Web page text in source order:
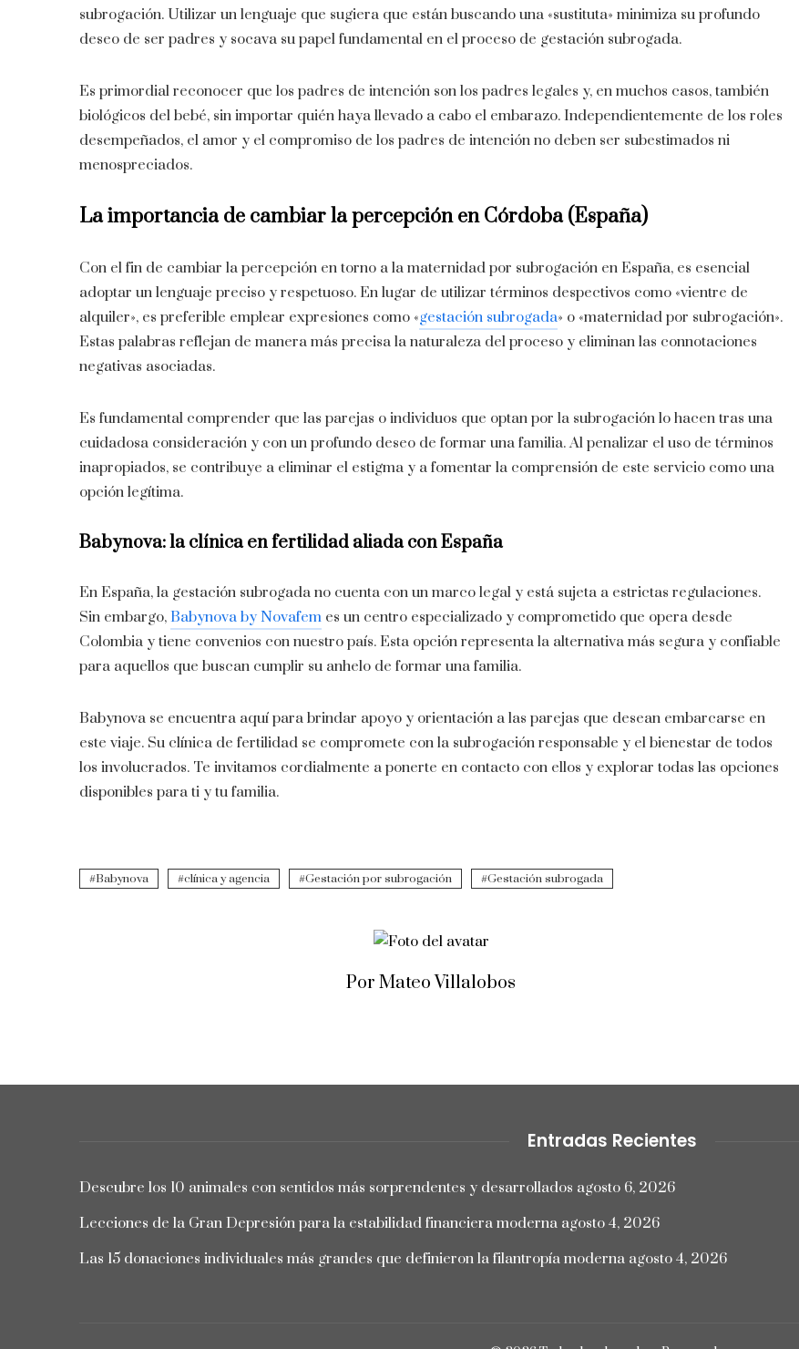
subrogación. Utilizar un lenguaje que sugiera que están buscando una «sustituta» minimiza su profundo
deseo de ser padres y socava su papel fundamental en el proceso de gestación subrogada.
Es primordial reconocer que los padres de intención son los padres legales y, en muchos casos, también
biológicos del bebé, sin importar quién haya llevado a cabo el embarazo. Independientemente de los roles
desempeñados, el amor y el compromiso de los padres de intención no deben ser subestimados ni
menospreciados.
La importancia de cambiar la percepción enCórdoba (España)
Con el fin de cambiar la percepción en torno a la maternidad por subrogación en España, es esencial
adoptar un lenguaje preciso y respetuoso. En lugar de utilizar términos despectivos como «vientre de
alquiler», es preferible emplear expresiones como «gestación subrogada» o «maternidad por subrogación».
Estas palabras reflejan de manera más precisa la naturaleza del proceso y eliminan las connotaciones
negativas asociadas.
Es fundamental comprender que las parejas o individuos que optan por la subrogación lo hacen tras una
cuidadosa consideración y con un profundo deseo de formar una familia. Al penalizar el uso de términos
inapropiados, se contribuye a eliminar el estigma y a fomentar la comprensión de este servicio como una
opción legítima.
Babynova: la clínica en fertilidad aliada con España
En España, la gestación subrogada no cuenta con un marco legal y está sujeta a estrictas regulaciones.
Sin embargo, Babynova by Novafem es un centro especializado y comprometido que opera desde
Colombia y tiene convenios con nuestro país. Esta opción representa la alternativa más segura y confiable
para aquellos que buscan cumplir su anhelo de formar una familia.
Babynova se encuentra aquí para brindar apoyo y orientación a las parejas que desean embarcarse en
este viaje. Su clínica de fertilidad se compromete con la subrogación responsable y el bienestar de todos
los involucrados. Te invitamos cordialmente a ponerte en contacto con ellos y explorar todas las opciones
disponibles para ti y tu familia.
Babynova clínica y agencia Gestación por subrogación Gestación subrogada
Por Mateo Villalobos
Entradas Recientes
Descubre los 10 animales con sentidos más sorprendentes y desarrollados agosto 6, 2026
Lecciones de la Gran Depresión para la estabilidad financiera moderna agosto 4, 2026
Las 15 donaciones individuales más grandes que definieron la filantropía moderna agosto 4, 2026